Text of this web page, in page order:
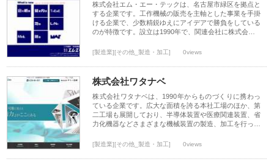
株式会社エム・エー・テックは、名古屋市緑区を拠点と
する企業です。工作機械の販売を主軸とした事業を手掛
ける企業で、少数精鋭ゆえにアイデアで勝負をしている
のが特徴です。設立は1990年で、関連会社に株式会…
[製造業][その他_製造・加工] 0views
株式会社ワタナベ
株式会社ワタナベは、1990年からものづくりに携わっ
ている企業です。広大な面積を誇る本社工場のほか、第
二工場も展開しており、半導体装置や医療関連装置、省
力化機器などさまざまな機械装置の製造、加工を行っ…
[製造業][その他_製造・加工] 0views